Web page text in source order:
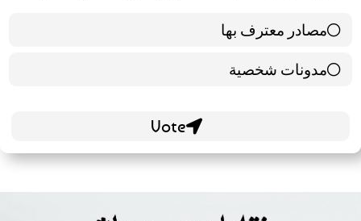
مصادر معترف بها
39 ( 65 % )
مدونات شخصية
21 ( 35 % )